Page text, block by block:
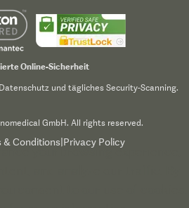
Online-Sicherheit
und tägliches Security-Scanning.
GmbH. All rights reserved.
& Conditions Privacy Policy
your browsing experience,